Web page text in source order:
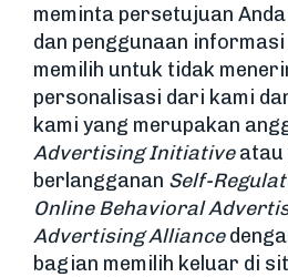
meminta persetujuan
dan penggunaan informasi
memilih untuk tidak
personalisasi dari kami
kami yang merupakan
Advertising Initiativeatau
berlangganan Self-
Online Behavioral
Advertising Alliance
bagian memilih keluar di